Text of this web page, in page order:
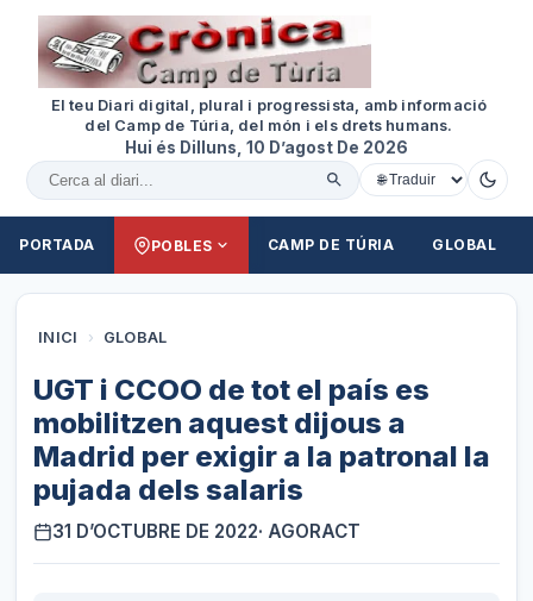
El teu Diari digital, plural i progressista, amb informació
del Camp de Túria, del món i els drets humans.
Hui és Dilluns, 10 D’agost De 2026
Cercar al diari
PORTADA POBLES CAMP DE TÚRIA GLOBAL
INICI › GLOBAL
UGT i CCOO de tot el país es
mobilitzen aquest dijous a
Madrid per exigir a la patronal la
pujada dels salaris
31 D’OCTUBRE DE 2022· AGORACT